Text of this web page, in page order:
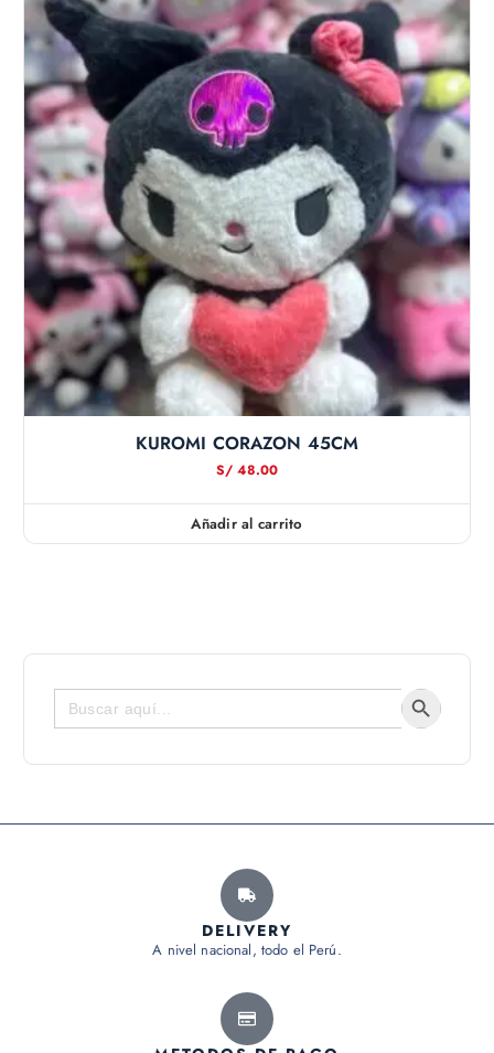
KUROMI CORAZON 45CM
S/ 48.00
Añadir al carrito
Buscar: Botón de
DELIVERY
A nivel nacional, todo el Perú.